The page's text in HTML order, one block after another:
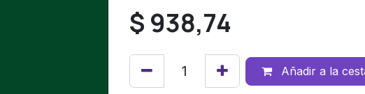
$ 938,74
Añadir a la